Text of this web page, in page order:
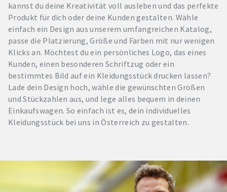
kannst du deine Kreativität voll ausleben und das perfekte
Produkt für dich oder deine Kunden gestalten. Wähle
einfach ein Design aus unserem umfangreichen Katalog,
passe die Platzierung, Größe und Farben mit nur wenigen
Klicks an. Möchtest du ein persönliches Logo, das eines
Kunden, einen besonderen Schriftzug oder ein
bestimmtes Bild auf ein Kleidungsstück drucken lassen?
Lade dein Design hoch, wähle die gewünschten Größen
und Stückzahlen aus, und lege alles bequem in deinen
Einkaufswagen. So einfach ist es, dein individuelles
Kleidungsstück bei uns in Österreich zu gestalten.